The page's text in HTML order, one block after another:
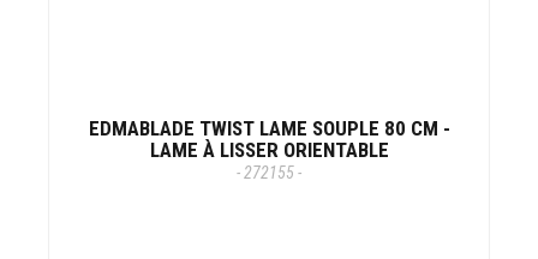
EDMABLADE TWIST LAME SOUPLE 80 CM -
LAME À LISSER ORIENTABLE
- 272155 -